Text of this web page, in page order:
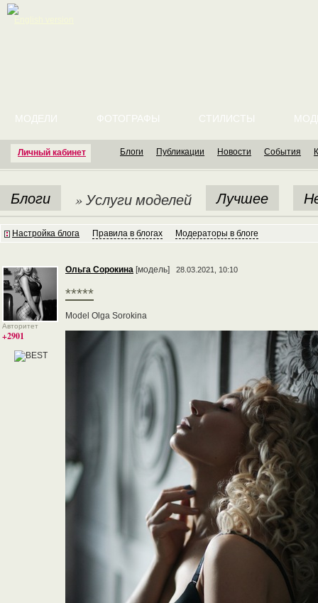
Личный кабинет
МОДЕЛИ ФОТОГРАФЫ СТИЛИСТЫ
Блоги Публикации Новости События
Блоги » Услуги моделей Лучшее
Настройка блога Правила в блогах Модераторы в блоге
Авторитет
+2901
Ольга Сорокина [модель] 28.03.2021, 10:10
*****
Model Olga Sorokina